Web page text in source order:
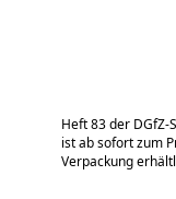
Heft 83 der DGfZ-
ist ab sofort zum
Verpackung